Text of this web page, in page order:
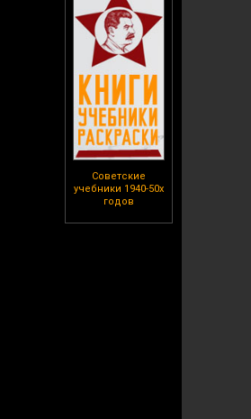
Советские
учебники 1940-50х
годов